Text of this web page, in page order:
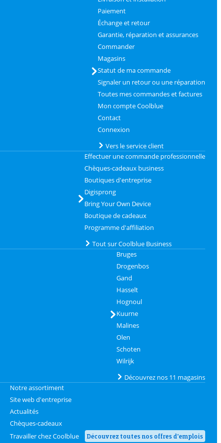
Paiement
Échange et retour
Garantie, réparation et assurances
Commander
Magasins
Statut de ma commande
Signaler un retour ou une réparation
Toutes mes commandes et factures
Mon compte Coolblue
Contact
Connexion
Vers le service client
Effectuer une commande professionnelle
Chèques-cadeaux business
Boutiques d'entreprise
Digisprong
Bring Your Own Device
Boutique de cadeaux
Programme d'affiliation
Tout sur Coolblue Business
Bruges
Drogenbos
Gand
Hasselt
Hognoul
Kuurne
Malines
Olen
Schoten
Wilrijk
Découvrez nos 11 magasins
Notre assortiment
Site web d'entreprise
Actualités
Chèques-cadeaux
Travailler chez Coolblue
Découvrez toutes nos offres d'emplois